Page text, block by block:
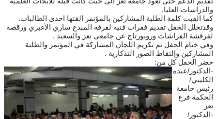
والدراسات العليا.
كما القيت كلمة الطلبة المشاركين بالمؤتمر القتها احدى الطالبات.
وقدتخلل الحفل تقديم فقرات فنية لفرقة المبدع ساري الأغبري ورقصة
لفرقشة الفراشات وروبورتاج عن جامعي تعز والسعيد .
وفي ختام الحفل تم تكريم اللجان المشاركة في المؤتمر والطلبة
المشاركين وإلتقاط الصور التذكارية .
حضر الحفل كل من:
-الدكتور/عبده
الكليبي/
رئيس جامعة
الحكمة فرع
تعز
-الدكتور/